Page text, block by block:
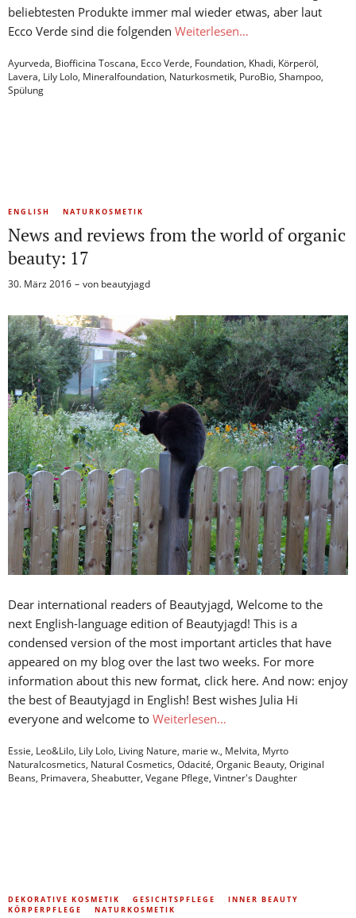
beliebtesten Produkte immer mal wieder etwas, aber laut
Ecco Verde sind die folgenden Weiterlesen…
Ayurveda, Biofficina Toscana, Ecco Verde, Foundation, Khadi, Körperöl,
Lavera, Lily Lolo, Mineralfoundation, Naturkosmetik, PuroBio, Shampoo,
Spülung
ENGLISH NATURKOSMETIK
News and reviews from the world of organic
beauty: 17
30. März 2016 von beautyjagd
Dear international readers of Beautyjagd, Welcome to the
next English-language edition of Beautyjagd! This is a
condensed version of the most important articles that have
appeared on my blog over the last two weeks. For more
information about this new format, click here. And now: enjoy
the best of Beautyjagd in English! Best wishes Julia Hi
everyone and welcome to Weiterlesen…
Essie, Leo&Lilo, Lily Lolo, Living Nature, marie w., Melvita, Myrto
Naturalcosmetics, Natural Cosmetics, Odacité, Organic Beauty, Original
Beans, Primavera, Sheabutter, Vegane Pflege, Vintner's Daughter
DEKORATIVE KOSMETIK GESICHTSPFLEGE
INNER BEAUTY
KÖRPERPFLEGE
NATURKOSMETIK